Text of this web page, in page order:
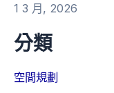
1 3 月, 2026
分類
空間規劃